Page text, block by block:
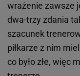
wrażenie zawsze
dwa-trzy zdania
szacunek
piłkarze z nim
co było złe, więc